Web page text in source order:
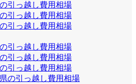
引っ越し費用相場
引っ越し費用相場
引っ越し費用相場
引っ越し費用相場
引っ越し費用相場
引っ越し費用相場
の引っ越し費用相場